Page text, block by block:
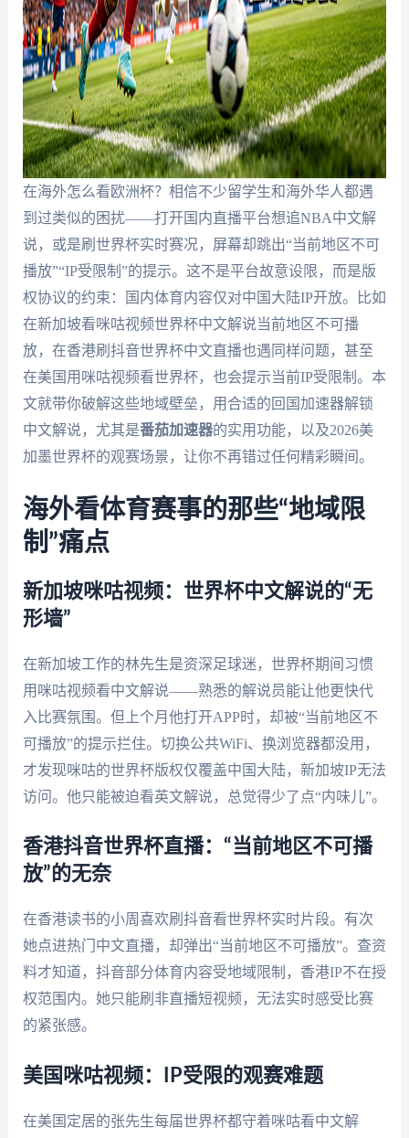
在海外怎么看欧洲杯？相信不少留学生和海外华人都遇
到过类似的困扰——打开国内直播平台想追NBA中文解
说，或是刷世界杯实时赛况，屏幕却跳出“当前地区不可
播放”“IP受限制”的提示。这不是平台故意设限，而是版
权协议的约束：国内体育内容仅对中国大陆IP开放。比如
在新加坡看咪咕视频世界杯中文解说当前地区不可播
放，在香港刷抖音世界杯中文直播也遇同样问题，甚至
在美国用咪咕视频看世界杯，也会提示当前IP受限制。本
文就带你破解这些地域壁垒，用合适的回国加速器解锁
中文解说，尤其是番茄加速器的实用功能，以及2026美
加墨世界杯的观赛场景，让你不再错过任何精彩瞬间。
海外看体育赛事的那些“地域限
制”痛点
新加坡咪咕视频：世界杯中文解说的“无
形墙”
在新加坡工作的林先生是资深足球迷，世界杯期间习惯
用咪咕视频看中文解说——熟悉的解说员能让他更快代
入比赛氛围。但上个月他打开APP时，却被“当前地区不
可播放”的提示拦住。切换公共WiFi、换浏览器都没用，
才发现咪咕的世界杯版权仅覆盖中国大陆，新加坡IP无法
访问。他只能被迫看英文解说，总觉得少了点“内味儿”。
香港抖音世界杯直播：“当前地区不可播
放”的无奈
在香港读书的小周喜欢刷抖音看世界杯实时片段。有次
她点进热门中文直播，却弹出“当前地区不可播放”。查资
料才知道，抖音部分体育内容受地域限制，香港IP不在授
权范围内。她只能刷非直播短视频，无法实时感受比赛
的紧张感。
美国咪咕视频：IP受限的观赛难题
在美国定居的张先生每届世界杯都守着咪咕看中文解